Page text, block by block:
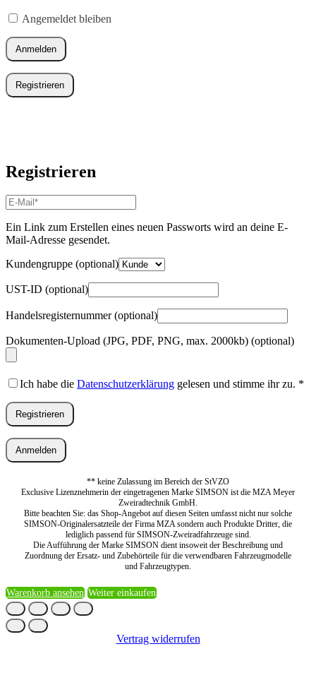
Angemeldet bleiben
Anmelden
Registrieren
Registrieren
E-
Mail-
Adresse*
Erforderlich
Ein Link zum Erstellen eines neuen Passworts wird an deine E-
Mail-Adresse gesendet.
Kundengruppe (optional)
UST-ID (optional)
Handelsregisternummer(optional)
Dokumenten-Upload (JPG, PDF, PNG, max. 2000kb) (optional)
Ich habe die Datenschutzerklärung gelesen und stimme ihr zu. *
Registrieren
Anmelden
** keine Zulassung im Bereich der StVZO
Exclusive Lizenznehmerin der eingetragenen Marke SIMSON ist die MZA Meyer
Zweiradtechnik GmbH.
Bitte beachten Sie: das Shop-Angebot auf diesen Seiten umfasst nicht nur solche
SIMSON-Originalersatzteile der Firma MZA sondern auch Produkte Dritter, die
lediglich passend für SIMSON-Zweiradfahrzeuge sind.
Die Aufführung der Marke SIMSON dient insoweit der Beschreibung und
Zuordnung der Ersatz- und Zubehörteile für die verwendbaren Fahrzeugmodelle
und Fahrzeugtypen.
Warenkorb ansehen Weiter einkaufen
Vertrag widerrufen